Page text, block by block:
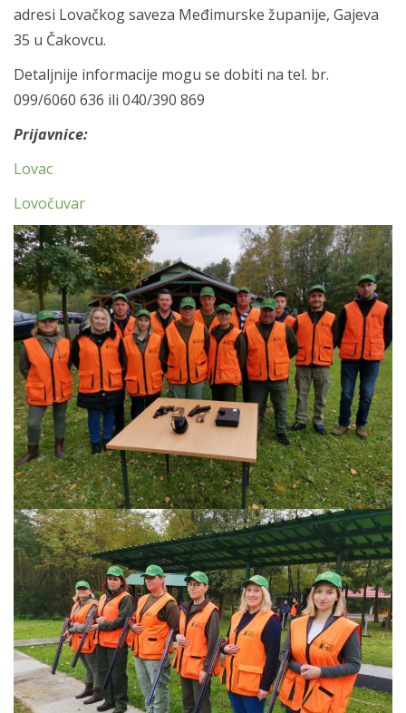
adresi Lovačkog saveza Međimurske županije, Gajeva
35 u Čakovcu.
Detaljnije informacije mogu se dobiti na tel. br.
099/6060 636 ili 040/390 869
Prijavnice:
Lovac
Lovočuvar